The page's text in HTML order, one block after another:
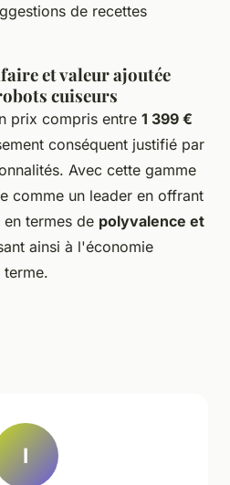
de recettes
et valeur ajoutée
cuiseurs
prix compris entre 1 399 €
conséquent justifié par
Avec cette gamme
comme un leader en offrant
termes de polyvalence et
ainsi à l'économie
I